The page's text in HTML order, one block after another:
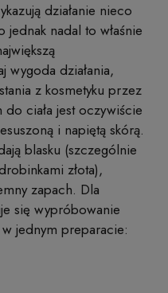
działanie nieco
jednak nadal to właśnie
wygoda działania,
z kosmetyku przez
ciała jest oczywiście
i napiętą skórą.
blasku (szczególnie
złota),
zapach. Dla
się wypróbowanie
jednym preparacie: